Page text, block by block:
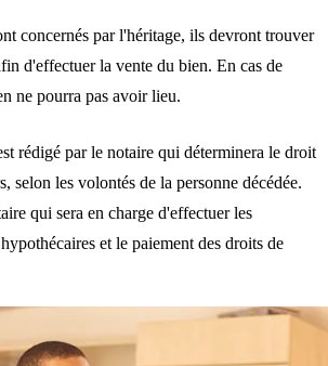
concernés par l'héritage, ils devront trouver
d'effectuer la vente du bien. En cas de
ne pourra pas avoir lieu.
rédigé par le notaire qui déterminera le droit
selon les volontés de la personne décédée.
qui sera en charge d'effectuer les
et le paiement des droits de